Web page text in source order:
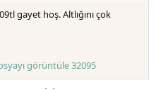
gayet hoş. Altlığını çok
görüntüle 32095